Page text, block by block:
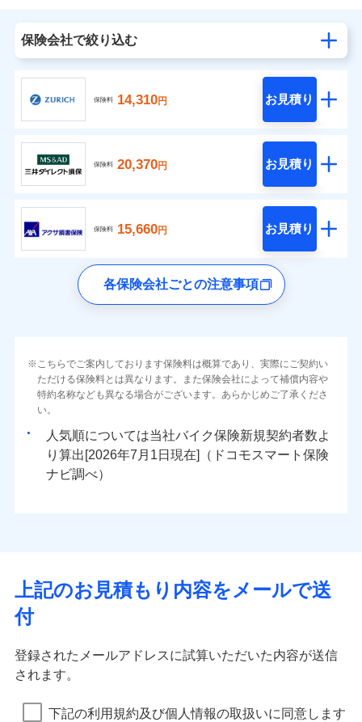
保険会社で絞り込む
保険料 14,310円 お見積り
保険料 20,370円 お見積り
保険料 15,660円 お見積り
各保険会社ごとの注意事項
こちらでご案内しております保険料は概算であり、実際にご契約い
ただける保険料とは異なります。また保険会社によって補償内容や
特約名称なども異なる場合がございます。あらかじめご了承くださ
い。
人気順については当社
新規契約者数よ
り算出[
年 月
日現在]（ドコモスマート保険
ナビ調べ）
上記のお見積もり内容をメールで送
付
登録されたメールアドレスに試算いただいた内容が送信
されます。
下記の利用規約及び個人情報の取扱いに同意します